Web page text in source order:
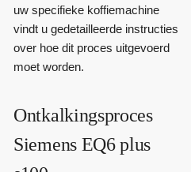
uw specifieke koffiemachine
vindt u gedetailleerde instructies
over hoe dit proces uitgevoerd
moet worden.
Ontkalkingsproces
Siemens EQ6 plus